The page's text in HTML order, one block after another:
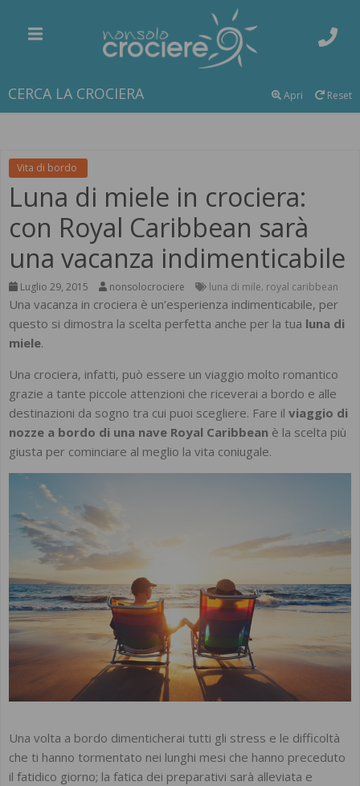
CERCA LA CROCIERA Reset
Apri
Vita di bordo
Luna di miele in crociera:
con Royal Caribbean sarà
una vacanza indimenticabile
Luglio 29, 2015 nonsolocrociere luna di mile, royal caribbean
Una vacanza in crociera è un’esperienza indimenticabile, per
questo si dimostra la scelta perfetta anche per la tua luna di
miele.
Una crociera, infatti, può essere un viaggio molto romantico
grazie a tante piccole attenzioni che riceverai a bordo e alle
destinazioni da sogno tra cui puoi scegliere. Fare il viaggio di
nozze a bordo di una nave Royal Caribbean è la scelta più
giusta per cominciare al meglio la vita coniugale.
Una volta a bordo dimenticherai tutti gli stress e le difficoltà
che ti hanno tormentato nei lunghi mesi che hanno preceduto
il fatidico giorno; la fatica dei preparativi sarà alleviata e